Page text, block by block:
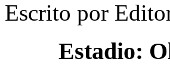
Escrito por
Estadio: